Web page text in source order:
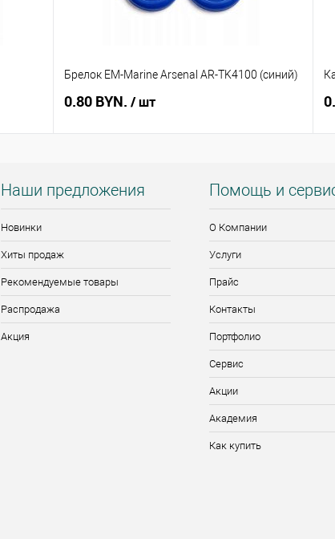
Брелок EM-Marine Arsenal AR-TK4100 (синий)
0.80 BYN. / шт
Наши предложения
Новинки
Хиты продаж
Рекомендуемые товары
Распродажа
Акция
Помощь и
О Компании
Услуги
Прайс
Контакты
Портфолио
Сервис
Акции
Академия
Как купить